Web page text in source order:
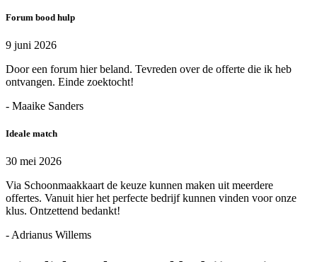
Forum bood hulp
9 juni 2026
Door een forum hier beland. Tevreden over de offerte die ik heb
ontvangen. Einde zoektocht!
- Maaike Sanders
Ideale match
30 mei 2026
Via Schoonmaakkaart de keuze kunnen maken uit meerdere
offertes. Vanuit hier het perfecte bedrijf kunnen vinden voor onze
klus. Ontzettend bedankt!
- Adrianus Willems